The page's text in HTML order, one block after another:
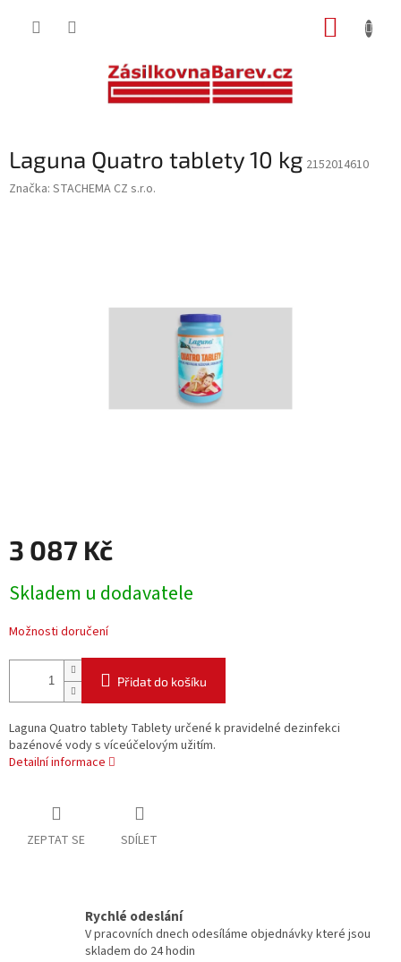
Laguna Quatro tablety 10 kg 2152014610
Značka: STACHEMA CZ s.r.o.
3 087 Kč
cena:
Skladem u dodavatele
Možnosti doručení
Přidat do košíku
Laguna Quatro tablety Tablety určené k pravidelné dezinfekci
bazénové vody s víceúčelovým užitím.
Detailní informace
ZEPTAT SE SDÍLET
Rychlé odeslání
V pracovních dnech odesíláme objednávky které jsou
skladem do 24 hodin